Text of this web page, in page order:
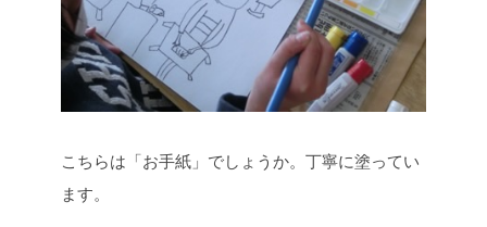
こちらは「お手紙」でしょうか。丁寧に塗ってい
ます。